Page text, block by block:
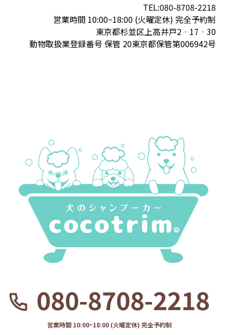
TEL:080-8708-2218
営業時間 10:00~18:00 (火曜定休) 完全予約制
東京都杉並区上高井戸2‐17‐30
動物取扱業登録番号 保管 20東京都保管第006942号
080-8708-2218
営業時間 10:00~18:00 (火曜定休) 完全予約制